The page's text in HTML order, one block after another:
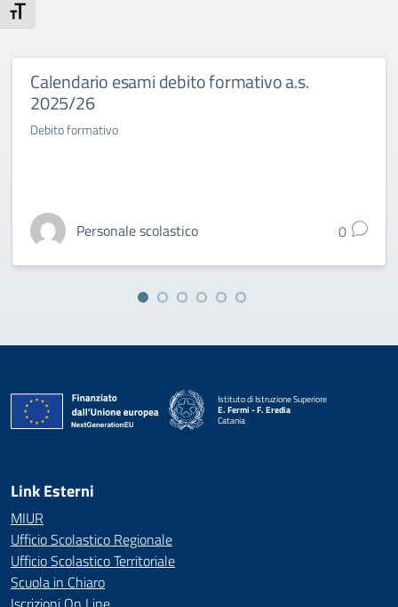
Attiva/disattiva dimensione testo
Calendario esami debito formativo a.s.
2025/26
Debito formativo
Personale scolastico 0
Istituto di Istruzione Superiore
E. Fermi - F. Eredia
Catania
Link Esterni
MIUR
Ufficio Scolastico Regionale
Ufficio Scolastico Territoriale
Scuola in Chiaro